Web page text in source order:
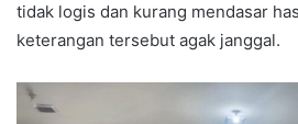
tidak logis dan kurang mendasar
keterangan tersebut agak janggal.